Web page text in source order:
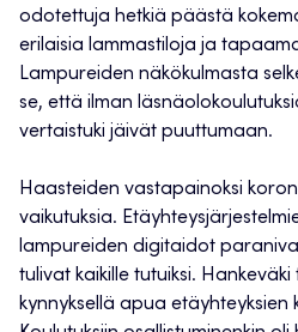
odotettuja hetkiä päästä
erilaisia lammastiloja ja
Lampureiden näkökulmasta
se, että ilman
vertaistuki jäivät puuttumaan.
Haasteiden vastapainoksi
vaikutuksia.
lampureiden digitaidot
tulivat kaikille tutuiksi.
kynnyksellä apua